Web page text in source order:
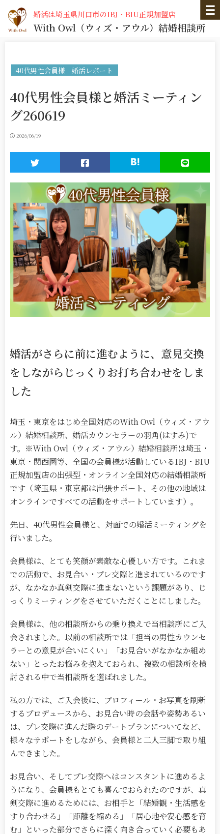
婚活は埼玉県川口市のIBJ・BIU正規加盟店
With Owl （ウィズ・アウル） 結婚相談所
40代男性会員様 婚活レポート
40代男性会員様と婚活ミーティン
グ260619
2026/06/19
婚活がさらに前に進むように、意見交換
をしながらじっくりお打ち合わせをしま
した
埼玉・東京をはじめ全国対応のWith Owl（ウィズ・アウ
ル）結婚相談所、婚活カウンセラーの羽角(はすみ)で
す。※With Owl（ウィズ・アウル）結婚相談所は埼玉・
東京・関西圏等、全国の会員様が活動しているIBJ・BIU
正規加盟店の出張型・オンライン全国対応の結婚相談所
です（埼玉県・東京都は出張サポート、その他の地域は
オンラインですべての活動をサポートしています）。
先日、40代男性会員様と、対面での婚活ミーティングを
行いました。
会員様は、とても笑顔が素敵な心優しい方です。これま
での活動で、お見合い・プレ交際と進まれているのです
が、なかなか真剣交際に進まないという課題があり、じ
っくりミーティングをさせていただくことにしました。
会員様は、他の相談所からの乗り換えで当相談所にご入
会されました。以前の相談所では「担当の男性カウンセ
ラーとの意見が合いにくい」「お見合いがなかなか組め
ない」とったお悩みを抱えておられ、複数の相談所を検
討される中で当相談所を選ばれました。
私の方では、ご入会後に、プロフィール・お写真を刷新
するプロデュースから、お見合い時の会話や姿勢あるい
は、プレ交際に進んだ際のデートプランについてなど、
様々なサポートをしながら、会員様と二人三脚で取り組
んできました。
お見合い、そしてプレ交際へはコンスタントに進めるよ
うになり、会員様もとても喜んでおられたのですが、真
剣交際に進めるためには、お相手と「結婚観・生活感を
すり合わせる」「距離を縮める」「居心地や安心感を育
む」といった部分でさらに深く向き合っていく必要もあ